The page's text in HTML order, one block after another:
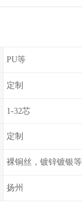
PU等
定制
1-32芯
定制
裸铜丝，镀锌镀银
扬州